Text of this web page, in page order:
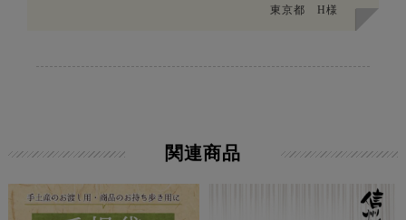
東京都 H様
関連商品